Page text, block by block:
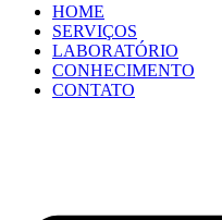
HOME
SERVIÇOS
LABORATÓRIO
CONHECIMENTO
CONTATO